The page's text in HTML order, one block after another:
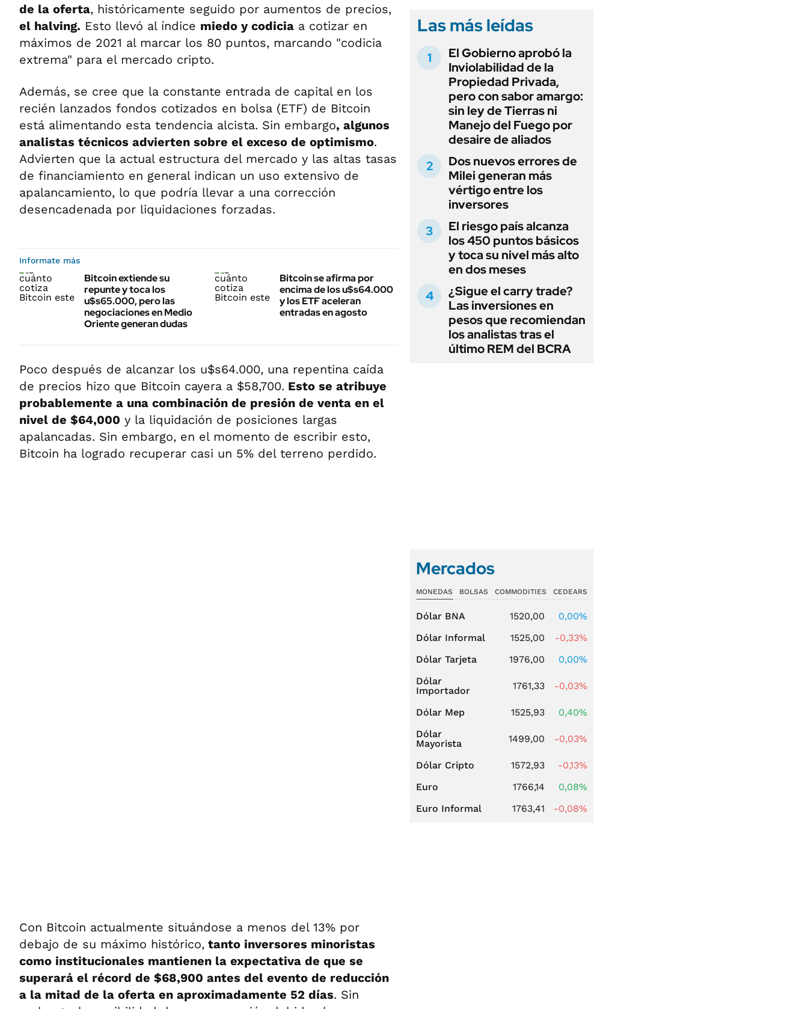
de la oferta, históricamente seguido por aumentos de precios,
el halving. Esto llevó al índice miedo y codicia a cotizar en
máximos de 2021 al marcar los 80 puntos, marcando "codicia
extrema" para el mercado cripto.
Además, se cree que la constante entrada de capital en los
recién lanzados fondos cotizados en bolsa (ETF) de Bitcoin
está alimentando esta tendencia alcista. Sin embargo, algunos
analistas técnicos advierten sobre el exceso de optimismo.
Advierten que la actual estructura del mercado y las altas tasas
de financiamiento en general indican un uso extensivo de
apalancamiento, lo que podría llevar a una corrección
desencadenada por liquidaciones forzadas.
Informate más
Bitcoin extiende su
repunte y toca los
u$s65.000, pero las
negociaciones en Medio
Oriente generan dudas
Bitcoin se afirma por
encima de los u$s64.000
y los ETF aceleran
entradas en agosto
Poco después de alcanzar los u$s64.000, una repentina caída
de precios hizo que Bitcoin cayera a $58,700. Esto se atribuye
probablemente a una combinación de presión de venta en el
nivel de $64,000 y la liquidación de posiciones largas
apalancadas. Sin embargo, en el momento de escribir esto,
Bitcoin ha logrado recuperar casi un 5% del terreno perdido.
Con Bitcoin actualmente situándose a menos del 13% por
debajo de su máximo histórico, tanto inversores minoristas
como institucionales mantienen la expectativa de que se
superará el récord de $68,900 antes del evento de reducción
a la mitad de la oferta en aproximadamente 52 días. Sin
Las más leídas
El Gobierno aprobó la
Inviolabilidad de la
Propiedad Privada,
pero con sabor amargo:
sin ley de Tierras ni
Manejo del Fuego por
desaire de aliados
Dos nuevos errores de
Milei generan más
vértigo entre los
inversores
El riesgo país alcanza
los 450 puntos básicos
y toca su nivel más alto
en dos meses
¿Sigue el carry trade?
Las inversiones en
pesos que recomiendan
los analistas tras el
último REM del BCRA
Mercados
MONEDAS BOLSAS COMMODITIES CEDEARS
Dólar BNA 1520,00
0,00%
Dólar Informal
1525,00
-0,33%
Dólar Tarjeta
1976,00
0,00%
Dólar
Importador
1761,33 -0,03%
Dólar Mep 1525,93
0,40%
Dólar
Mayorista
1499,00 -0,03%
Dólar Cripto 1572,93
-0,13%
Euro
1766,14
0,08%
Euro Informal
1763,41 -0,08%